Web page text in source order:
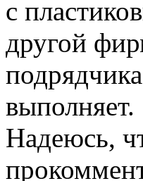
с
другой
выполняет.
Надеюсь,